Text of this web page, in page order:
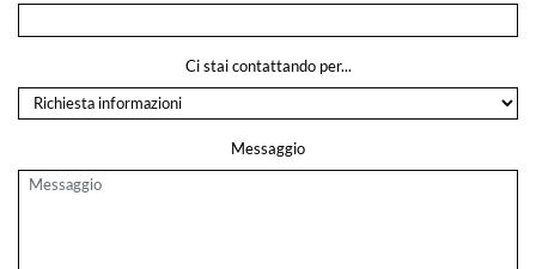
Ci stai contattando per...
Messaggio